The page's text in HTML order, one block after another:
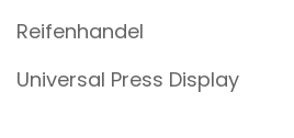
Reifenhandel
Universal Press Display